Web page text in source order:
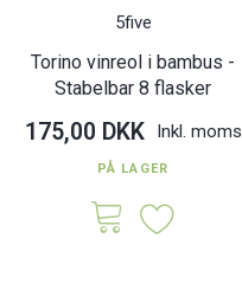
5five
Torino vinreol i bambus -
Stabelbar 8 flasker
175,00 DKK Inkl. moms
PÅ LAGER